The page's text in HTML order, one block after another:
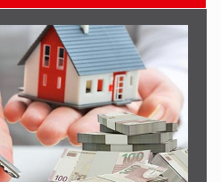
iştirakçısı detalları açıqladı